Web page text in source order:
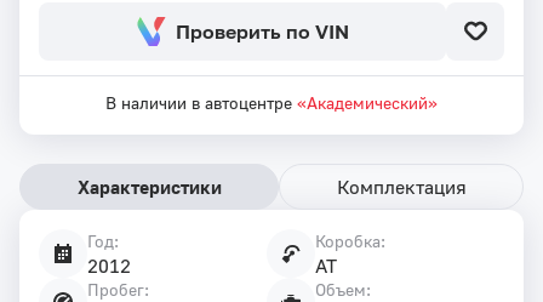
Проверить по VIN
В наличии в автоцентре «Академический»
Характеристики Комплектация
Год:
2012
Коробка:
AT
Пробег: Объем: